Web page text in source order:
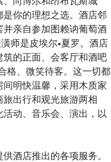
你的理想之选。酒店邻
亲自参加图赖讷葡萄酒
师是皮埃尔•夏罗。酒店
的正面、会客厅和酒吧
格、微笑待客。这一切都
明快温馨，采用木质家
出行和观光旅游两相
动、音乐会、演出，以
酒店推出的各项服务。